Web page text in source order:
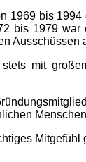
1969 bis
bis 1979
mit
Mitgefühl